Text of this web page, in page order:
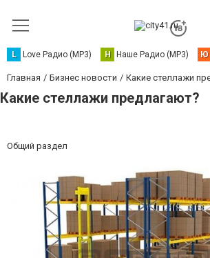
L Love Радио (MP3) Н Наше Радио (MP3) Ю
Главная Бизнес новости Какие стеллажи
Какие стеллажи предлагают?
Общий раздел